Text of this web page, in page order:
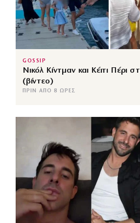
GOSSIP
Νικόλ Κίντμαν και Κέιτι Πέρι
(βίντεο)
ΠΡΙΝ ΑΠΌ 8 ΏΡΕΣ